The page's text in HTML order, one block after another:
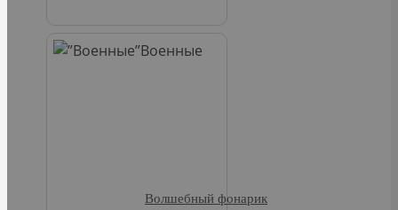
Военные
Волшебный фонарик